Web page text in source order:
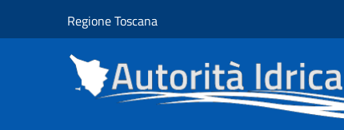
Regione Toscana